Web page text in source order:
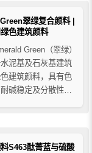
、造纸、建料等行
翠绿复合颜料 |
色建筑颜料
Green（翠绿）
泥基及石灰基建筑
建筑颜料，具有色
碱稳定及分散性优
色效果。
S463酞菁蓝与硫酸